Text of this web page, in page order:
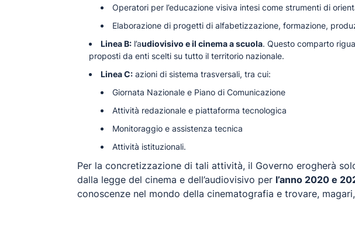
Operatori per l’educazione visiva intesi come strumenti di
Elaborazione di progetti di alfabetizzazione, formazione,
Linea B: l’audiovisivo e il cinema a scuola. Questo comparto
proposti da enti scelti su tutto il territorio nazionale.
Linea C: azioni di sistema trasversali, tra cui:
Giornata Nazionale e Piano di Comunicazione
Attività redazionale e piattaforma tecnologica
Monitoraggio e assistenza tecnica
Attività istituzionali.
Per la concretizzazione di tali attività, il Governo erogherà
dalla legge del cinema e dell’audiovisivo per l’anno 2020 e
conoscenze nel mondo della cinematografia e trovare,